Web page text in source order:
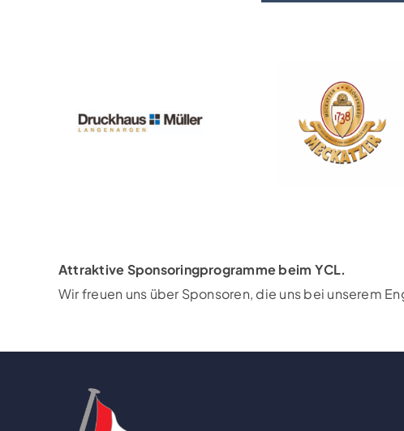
Attraktive Sponsoringprogramme beim YCL.
Wir freuen uns über Sponsoren, die uns bei unserem